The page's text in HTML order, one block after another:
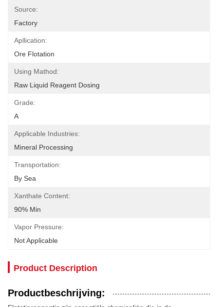
Source:
Factory
Apllication:
Ore Flotation
Using Mathod:
Raw Liquid Reagent Dosing
Grade:
A
Applicable Industries:
Mineral Processing
Transportation:
By Sea
Xanthate Content:
90% Min
Vapor Pressure:
Not Applicable
Product Description
Productbeschrijving: